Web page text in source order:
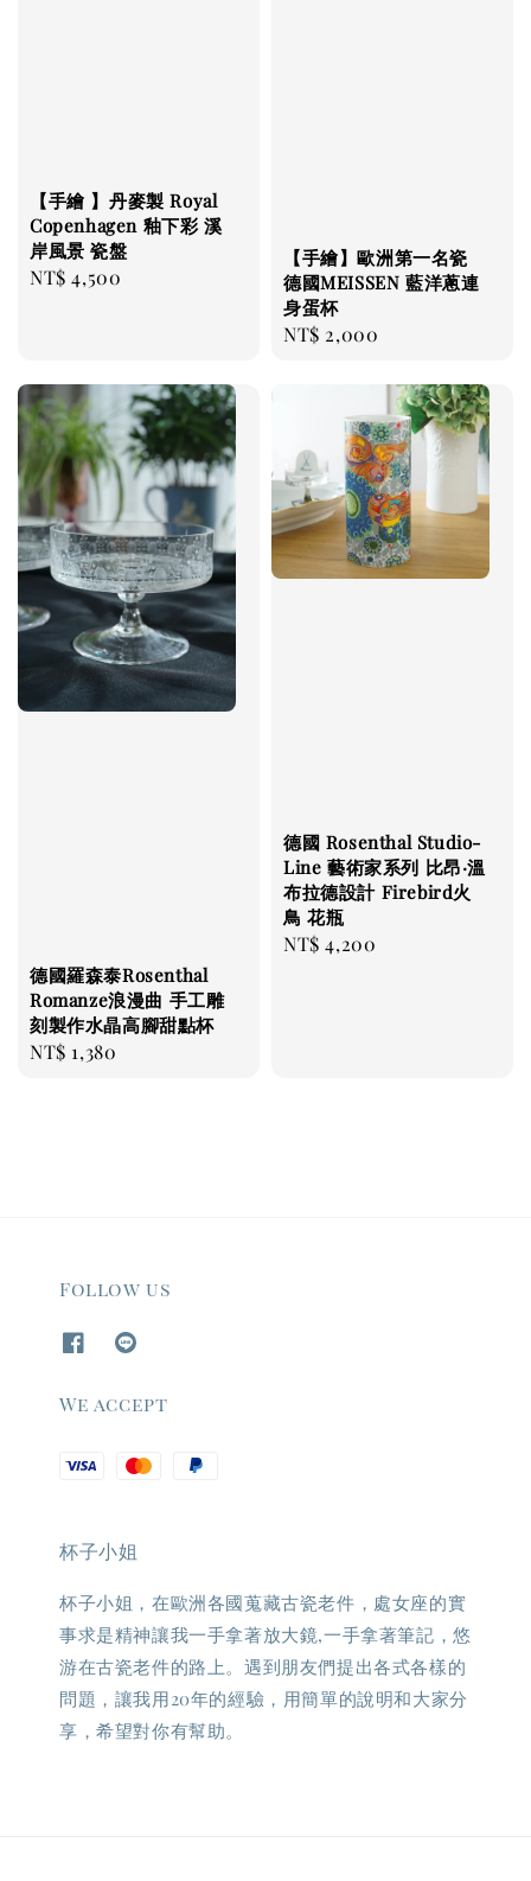
【手繪 】丹麥製 Royal
Copenhagen 釉下彩 溪
岸風景 瓷盤
Regular
NT$ 4,500
【手繪】歐洲第一名瓷
德國MEISSEN 藍洋蔥連
身蛋杯
Regular
NT$ 2,000
德國羅森泰Rosenthal
Romanze浪漫曲 手工雕
刻製作水晶高腳甜點杯
Regular
NT$ 1,380
德國 Rosenthal Studio-
Line 藝術家系列 比昂·溫
布拉德設計 Firebird火
鳥 花瓶
Regular
NT$ 4,200
Follow us
We accept
杯子小姐
杯子小姐，在歐洲各國蒐藏古瓷老件，處女座的實
事求是精神讓我一手拿著放大鏡,一手拿著筆記，悠
游在古瓷老件的路上。遇到朋友們提出各式各樣的
問題，讓我用20年的經驗，用簡單的說明和大家分
享，希望對你有幫助。